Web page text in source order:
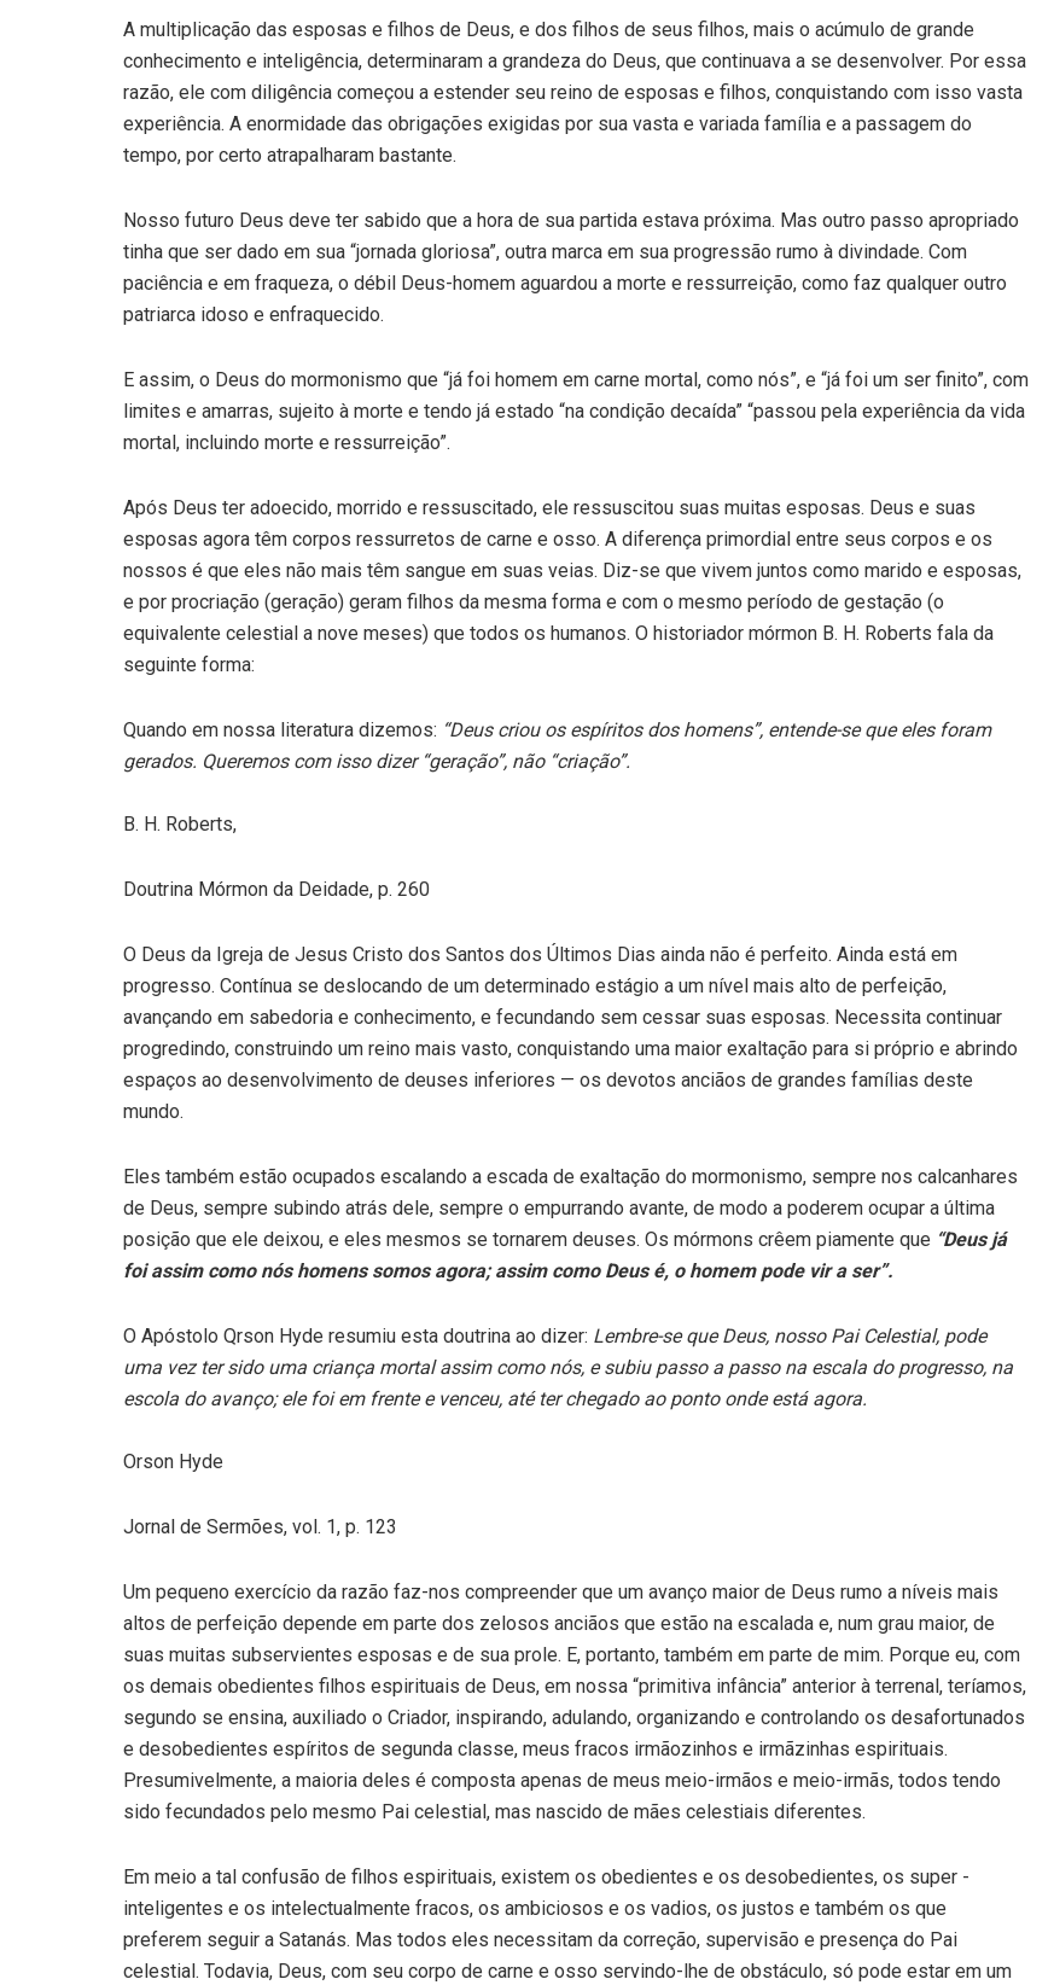
A multiplicação das esposas e filhos de Deus, e dos filhos de seus filhos, mais o acúmulo de grande
conhecimento e inteligência, determinaram a grandeza do Deus, que continuava a se desenvolver. Por essa
razão, ele com diligência começou a estender seu reino de esposas e filhos, conquistando com isso vasta
experiência. A enormidade das obrigações exigidas por sua vasta e variada família e a passagem do
tempo, por certo atrapalharam bastante.
Nosso futuro Deus deve ter sabido que a hora de sua partida estava próxima. Mas outro passo apropriado
tinha que ser dado em sua “jornada gloriosa”, outra marca em sua progressão rumo à divindade. Com
paciência e em fraqueza, o débil Deus-homem aguardou a morte e ressurreição, como faz qualquer outro
patriarca idoso e enfraquecido.
E assim, o Deus do mormonismo que “já foi homem em carne mortal, como nós”, e “já foi um ser finito”, com
limites e amarras, sujeito à morte e tendo já estado “na condição decaída” “passou pela experiência da vida
mortal, incluindo morte e ressurreição”.
Após Deus ter adoecido, morrido e ressuscitado, ele ressuscitou suas muitas esposas. Deus e suas
esposas agora têm corpos ressurretos de carne e osso. A diferença primordial entre seus corpos e os
nossos é que eles não mais têm sangue em suas veias. Diz-se que vivem juntos como marido e esposas,
e por procriação (geração) geram filhos da mesma forma e com o mesmo período de gestação (o
equivalente celestial a nove meses) que todos os humanos. O historiador mórmon B. H. Roberts fala da
seguinte forma:
Quando em nossa literatura dizemos: “Deus criou os espíritos dos homens”, entende-se que eles foram
gerados. Queremos com isso dizer “geração”, não “criação”.
B. H. Roberts,
Doutrina Mórmon da Deidade, p. 260
O Deus da Igreja de Jesus Cristo dos Santos dos Últimos Dias ainda não é perfeito. Ainda está em
progresso. Contínua se deslocando de um determinado estágio a um nível mais alto de perfeição,
avançando em sabedoria e conhecimento, e fecundando sem cessar suas esposas. Necessita continuar
progredindo, construindo um reino mais vasto, conquistando uma maior exaltação para si próprio e abrindo
espaços ao desenvolvimento de deuses inferiores — os devotos anciãos de grandes famílias deste
mundo.
Eles também estão ocupados escalando a escada de exaltação do mormonismo, sempre nos calcanhares
de Deus, sempre subindo atrás dele, sempre o empurrando avante, de modo a poderem ocupar a última
posição que ele deixou, e eles mesmos se tornarem deuses. Os mórmons crêem piamente que “Deus já
foi assim como nós homens somos agora; assim como Deus é, o homem pode vir a ser”.
O Apóstolo Qrson Hyde resumiu esta doutrina ao dizer: Lembre-se que Deus, nosso Pai Celestial, pode
uma vez ter sido uma criança mortal assim como nós, e subiu passo a passo na escala do progresso, na
escola do avanço; ele foi em frente e venceu, até ter chegado ao ponto onde está agora.
Orson Hyde
Jornal de Sermões, vol. 1, p. 123
Um pequeno exercício da razão faz-nos compreender que um avanço maior de Deus rumo a níveis mais
altos de perfeição depende em parte dos zelosos anciãos que estão na escalada e, num grau maior, de
suas muitas subservientes esposas e de sua prole. E, portanto, também em parte de mim. Porque eu, com
os demais obedientes filhos espirituais de Deus, em nossa “primitiva infância” anterior à terrenal, teríamos,
segundo se ensina, auxiliado o Criador, inspirando, adulando, organizando e controlando os desafortunados
e desobedientes espíritos de segunda classe, meus fracos irmãozinhos e irmãzinhas espirituais.
Presumivelmente, a maioria deles é composta apenas de meus meio-irmãos e meio-irmãs, todos tendo
sido fecundados pelo mesmo Pai celestial, mas nascido de mães celestiais diferentes.
Em meio a tal confusão de filhos espirituais, existem os obedientes e os desobedientes, os super -
inteligentes e os intelectualmente fracos, os ambiciosos e os vadios, os justos e também os que
preferem seguir a Satanás. Mas todos eles necessitam da correção, supervisão e presença do Pai
celestial. Todavia, Deus, com seu corpo de carne e osso servindo-lhe de obstáculo, só pode estar em um